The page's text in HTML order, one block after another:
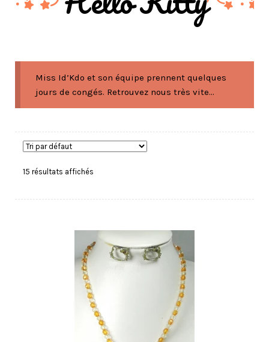
Miss Id’Kdo et son équipe prennent quelques
jours de congés. Retrouvez nous très vite...
15 résultats affichés